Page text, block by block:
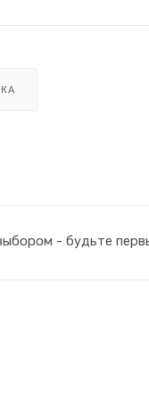
- будьте